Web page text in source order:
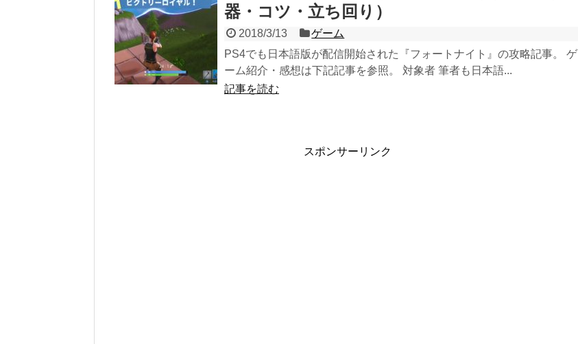
器・コツ・立ち回り）
2018/3/13
ゲーム
PS4でも日本語版が配信開始された『フォートナイト』の攻略記事。 ゲ
ーム紹介・感想は下記記事を参照。 対象者 筆者も日本語...
記事を読む
スポンサーリンク